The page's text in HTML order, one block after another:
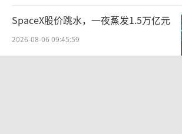
“员工流失率目标是低于
不是高科技，要靠一线生产
说，“提高养殖效率，关键是
SpaceX股价跳水，一夜蒸发1.5万亿元
2026-08-06 09:45:59